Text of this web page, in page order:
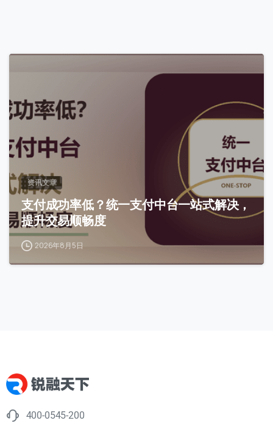
0
资讯文章
支付成功率低？统一支付中台一站式解决，
提升交易顺畅度
2026年8月5日
400-0545-200